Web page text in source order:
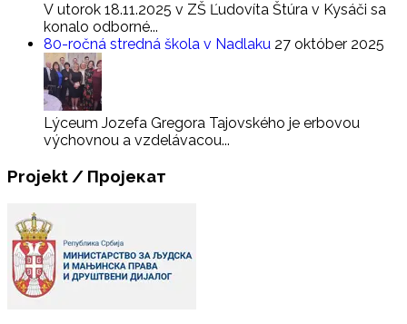
V utorok 18.11.2025 v ZŠ Ľudovíta Štúra v Kysáči sa
konalo odborné...
80-ročná stredná škola v Nadlaku 27 október 2025
Lýceum Jozefa Gregora Tajovského je erbovou
výchovnou a vzdelávacou...
Projekt / Пројекат